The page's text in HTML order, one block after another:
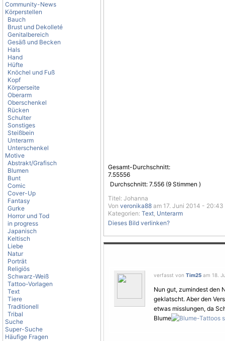
Community-News
Körperstellen
Bauch
Brust und Dekolleté
Genitalbereich
Gesäß und Becken
Hals
Hand
Hüfte
Knöchel und Fuß
Kopf
Körperseite
Oberarm
Oberschenkel
Rücken
Schulter
Sonstiges
Steißbein
Unterarm
Unterschenkel
Motive
Abstrakt/Grafisch
Blumen
Bunt
Comic
Cover-Up
Fantasy
Gurke
Horror und Tod
in progress
Japanisch
Keltisch
Liebe
Natur
Porträt
Religiös
Schwarz-Weiß
Tattoo-Vorlagen
Text
Tiere
Traditionell
Tribal
Suche
Super-Suche
Häufige Fragen
Gesamt-Durchschnitt:
7.55556
Durchschnitt: 7.556 (9 Stimmen )
Titel: Johanna
Von veronika88 am 17. Juni 2014 - 20:43
Kategorien: Text, Unterarm
Dieses Bild verlinken?
verfasst von Tim25 am 18.
Nun gut, zumindest den
geklatscht. Aber den
etwas misslungen, da
Blume